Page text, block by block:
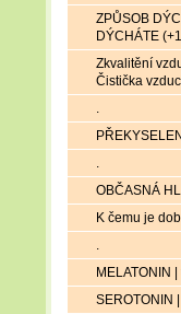
ZPŮSOB
DÝCHÁTE
Zkvalitění
Čistička
.
.
OBČASNÁ
K čemu je
.
MELATONIN
SEROTONIN